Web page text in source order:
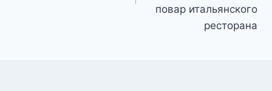
повар итальянского
ресторана